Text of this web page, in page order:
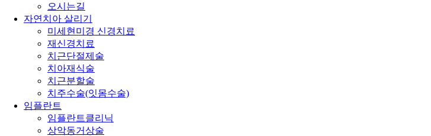
오시는길
자연치아 살리기
미세현미경 신경치료
재신경치료
치근단절제술
치아재식술
치근분할술
치주수술(잇몸수술)
임플란트
임플란트클리닉
상악동거상술